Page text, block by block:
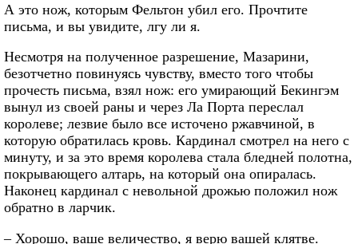
А это нож, которым Фельтон убил его. Прочтите
письма, и вы увидите, лгу ли я.
Несмотря на полученное разрешение, Мазарини,
безотчетно повинуясь чувству, вместо того чтобы
прочесть письма, взял нож: его умирающий Бекингэм
вынул из своей раны и через Ла Порта переслал
королеве; лезвие было все источено ржавчиной, в
которую обратилась кровь. Кардинал смотрел на него с
минуту, и за это время королева стала бледней полотна,
покрывающего алтарь, на который она опиралась.
Наконец кардинал с невольной дрожью положил нож
обратно в ларчик.
– Хорошо, ваше величество, я верю вашей клятве.